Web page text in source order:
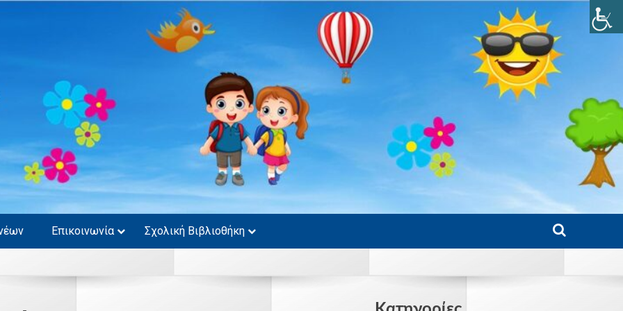
Επικοινωνία Σχολική Βιβλιοθήκη